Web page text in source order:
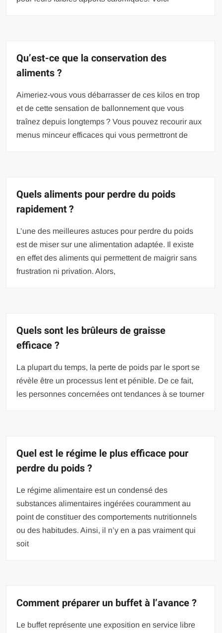
Qu’est-ce que la conservation des
aliments ?
Aimeriez-vous vous débarrasser de ces kilos en trop
et de cette sensation de ballonnement que vous
traînez depuis longtemps ? Vous pouvez recourir aux
menus minceur efficaces qui vous permettront de
Quels aliments pour perdre du poids
rapidement ?
L’une des meilleures astuces pour perdre du poids
est de miser sur une alimentation adaptée. Il existe
en effet des aliments qui permettent de maigrir sans
frustration ni privation. Alors,
Quels sont les brûleurs de graisse
efficace ?
La plupart du temps, la perte de poids par le sport se
révèle être un processus lent et pénible. De ce fait,
les personnes concernées ont tendances à se tourner
Quel est le régime le plus efficace pour
perdre du poids ?
Le régime alimentaire est un condensé des
substances alimentaires ingérées couramment au
point de constituer des comportements nutritionnels
ou des habitudes. Ainsi, il n’y en a pas vraiment qui
soit
Comment préparer un buffet à l’avance ?
Le buffet représente une exposition en service libre